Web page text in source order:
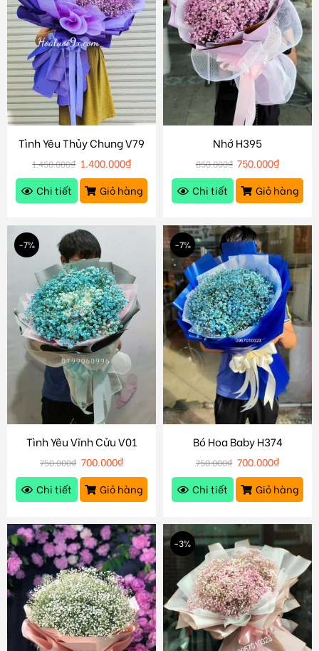
Tình Yêu Thủy Chung V79
1.450.000₫ 1.400.000₫
Chi tiết
Giỏ hàng
Nhớ H395
850.000₫ 750.000₫
Chi tiết
Giỏ hàng
-7%
Tình Yêu Vĩnh Cửu V01
750.000₫ 700.000₫
Chi tiết
Giỏ hàng
-7%
Bó Hoa Baby H374
750.000₫ 700.000₫
Chi tiết
Giỏ hàng
-3%